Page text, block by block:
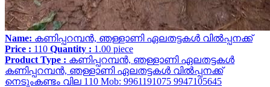
Name: കണിപ്പറമ്പൻ, ഞള്ളാണി ഏലതട്ടകൾ വിൽപ്പനക്ക്
Price : 110 Quantity : 1.00 piece
Product Type : കണിപ്പറമ്പൻ, ഞള്ളാണി ഏലതട്ടകൾ
കണിപ്പറമ്പൻ, ഞള്ളാണി ഏലതട്ടകൾ വിൽപ്പനക്ക്
നെടുംകണ്ടം വില 110 Mob: 9961191075 9947105645